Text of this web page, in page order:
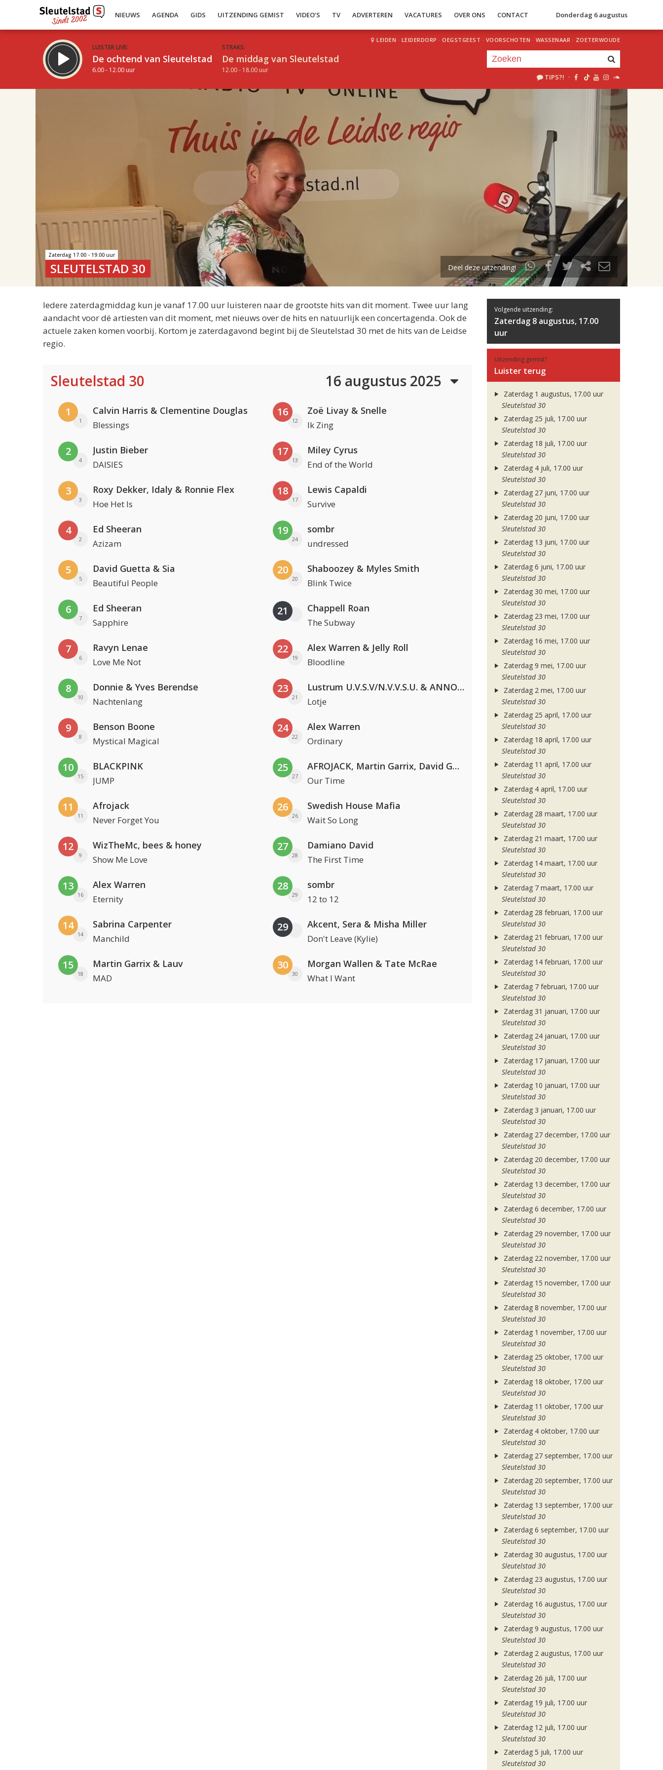
NIEUWS AGENDA GIDS UITZENDING GEMIST VIDEO’S TV ADVERTEREN VACATURES OVER ONS CONTACT Donderdag 6 augustus
LUISTER LIVE:
De ochtend van Sleutelstad
6.00 - 12.00 uur
STRAKS:
De middag van Sleutelstad
12.00 - 18.00 uur
LEIDEN · LEIDERDORP · OEGSTGEEST · VOORSCHOTEN · WASSENAAR · ZOETERWOUDE
TIPS?! ·
uur 1 van 2
Volgend uur
Zaterdag 17.00 - 19.00 uur
SLEUTELSTAD 30 Deel deze uitzending!
Iedere zaterdagmiddag kun je vanaf 17.00 uur luisteren naar de grootste hits van dit moment. Twee uur lang
aandacht voor dé artiesten van dit moment, met nieuws over de hits en natuurlijk een concertagenda. Ook de
actuele zaken komen voorbij. Kortom je zaterdagavond begint bij de Sleutelstad 30 met de hits van de Leidse
regio.
Sleutelstad 30 16 augustus 2025
1
1
Calvin Harris & Clementine Douglas
Blessings
2
4
Justin Bieber
DAISIES
3
3
Roxy Dekker, Idaly & Ronnie Flex
Hoe Het Is
4
2
Ed Sheeran
Azizam
5
5
David Guetta & Sia
Beautiful People
6
7
Ed Sheeran
Sapphire
7
6
Ravyn Lenae
Love Me Not
8
10
Donnie & Yves Berendse
Nachtenlang
9
8
Benson Boone
Mystical Magical
10
15
BLACKPINK
JUMP
11
11
Afrojack
Never Forget You
12
9
WizTheMc, bees & honey
Show Me Love
13
16
Alex Warren
Eternity
14
14
Sabrina Carpenter
Manchild
15
18
Martin Garrix & Lauv
MAD
16
12
Zoë Livay & Snelle
Ik Zing
17
13
Miley Cyrus
End of the World
18
17
Lewis Capaldi
Survive
19
24
sombr
undressed
20
20
Shaboozey & Myles Smith
Blink Twice
21 Chappell Roan
The Subway
22
19
Alex Warren & Jelly Roll
Bloodline
23
21
Lustrum U.V.S.V/N.V.V.S.U. & ANNO ONS & Jopke van Dobbenburgh & Roeland Beelen
Lotje
24
22
Alex Warren
Ordinary
25
27
AFROJACK, Martin Garrix, David Guetta & Amél
Our Time
26
26
Swedish House Mafia
Wait So Long
27
28
Damiano David
The First Time
28
29
sombr
12 to 12
29 Akcent, Sera & Misha Miller
Don't Leave (Kylie)
30
30
Morgan Wallen & Tate McRae
What I Want
Volgende uitzending:
Zaterdag 8 augustus, 17.00
uur
Uitzending gemist?
Luister terug
Zaterdag 1 augustus, 17.00 uur
Sleutelstad 30
Zaterdag 25 juli, 17.00 uur
Sleutelstad 30
Zaterdag 18 juli, 17.00 uur
Sleutelstad 30
Zaterdag 4 juli, 17.00 uur
Sleutelstad 30
Zaterdag 27 juni, 17.00 uur
Sleutelstad 30
Zaterdag 20 juni, 17.00 uur
Sleutelstad 30
Zaterdag 13 juni, 17.00 uur
Sleutelstad 30
Zaterdag 6 juni, 17.00 uur
Sleutelstad 30
Zaterdag 30 mei, 17.00 uur
Sleutelstad 30
Zaterdag 23 mei, 17.00 uur
Sleutelstad 30
Zaterdag 16 mei, 17.00 uur
Sleutelstad 30
Zaterdag 9 mei, 17.00 uur
Sleutelstad 30
Zaterdag 2 mei, 17.00 uur
Sleutelstad 30
Zaterdag 25 april, 17.00 uur
Sleutelstad 30
Zaterdag 18 april, 17.00 uur
Sleutelstad 30
Zaterdag 11 april, 17.00 uur
Sleutelstad 30
Zaterdag 4 april, 17.00 uur
Sleutelstad 30
Zaterdag 28 maart, 17.00 uur
Sleutelstad 30
Zaterdag 21 maart, 17.00 uur
Sleutelstad 30
Zaterdag 14 maart, 17.00 uur
Sleutelstad 30
Zaterdag 7 maart, 17.00 uur
Sleutelstad 30
Zaterdag 28 februari, 17.00 uur
Sleutelstad 30
Zaterdag 21 februari, 17.00 uur
Sleutelstad 30
Zaterdag 14 februari, 17.00 uur
Sleutelstad 30
Zaterdag 7 februari, 17.00 uur
Sleutelstad 30
Zaterdag 31 januari, 17.00 uur
Sleutelstad 30
Zaterdag 24 januari, 17.00 uur
Sleutelstad 30
Zaterdag 17 januari, 17.00 uur
Sleutelstad 30
Zaterdag 10 januari, 17.00 uur
Sleutelstad 30
Zaterdag 3 januari, 17.00 uur
Sleutelstad 30
Zaterdag 27 december, 17.00 uur
Sleutelstad 30
Zaterdag 20 december, 17.00 uur
Sleutelstad 30
Zaterdag 13 december, 17.00 uur
Sleutelstad 30
Zaterdag 6 december, 17.00 uur
Sleutelstad 30
Zaterdag 29 november, 17.00 uur
Sleutelstad 30
Zaterdag 22 november, 17.00 uur
Sleutelstad 30
Zaterdag 15 november, 17.00 uur
Sleutelstad 30
Zaterdag 8 november, 17.00 uur
Sleutelstad 30
Zaterdag 1 november, 17.00 uur
Sleutelstad 30
Zaterdag 25 oktober, 17.00 uur
Sleutelstad 30
Zaterdag 18 oktober, 17.00 uur
Sleutelstad 30
Zaterdag 11 oktober, 17.00 uur
Sleutelstad 30
Zaterdag 4 oktober, 17.00 uur
Sleutelstad 30
Zaterdag 27 september, 17.00 uur
Sleutelstad 30
Zaterdag 20 september, 17.00 uur
Sleutelstad 30
Zaterdag 13 september, 17.00 uur
Sleutelstad 30
Zaterdag 6 september, 17.00 uur
Sleutelstad 30
Zaterdag 30 augustus, 17.00 uur
Sleutelstad 30
Zaterdag 23 augustus, 17.00 uur
Sleutelstad 30
Zaterdag 16 augustus, 17.00 uur
Sleutelstad 30
Zaterdag 9 augustus, 17.00 uur
Sleutelstad 30
Zaterdag 2 augustus, 17.00 uur
Sleutelstad 30
Zaterdag 26 juli, 17.00 uur
Sleutelstad 30
Zaterdag 19 juli, 17.00 uur
Sleutelstad 30
Zaterdag 12 juli, 17.00 uur
Sleutelstad 30
Zaterdag 5 juli, 17.00 uur
Sleutelstad 30